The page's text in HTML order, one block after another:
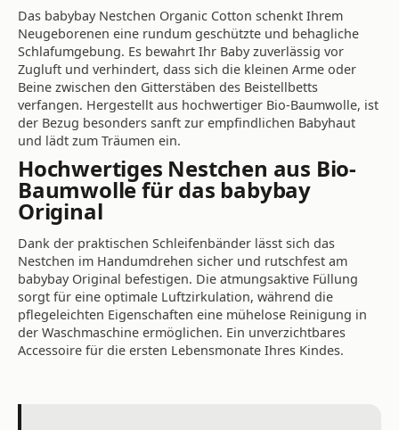
Das babybay Nestchen Organic Cotton schenkt Ihrem
Neugeborenen eine rundum geschützte und behagliche
Schlafumgebung. Es bewahrt Ihr Baby zuverlässig vor
Zugluft und verhindert, dass sich die kleinen Arme oder
Beine zwischen den Gitterstäben des Beistellbetts
verfangen. Hergestellt aus hochwertiger Bio-Baumwolle, ist
der Bezug besonders sanft zur empfindlichen Babyhaut
und lädt zum Träumen ein.
Hochwertiges Nestchen aus Bio-
Baumwolle für das babybay
Original
Dank der praktischen Schleifenbänder lässt sich das
Nestchen im Handumdrehen sicher und rutschfest am
babybay Original befestigen. Die atmungsaktive Füllung
sorgt für eine optimale Luftzirkulation, während die
pflegeleichten Eigenschaften eine mühelose Reinigung in
der Waschmaschine ermöglichen. Ein unverzichtbares
Accessoire für die ersten Lebensmonate Ihres Kindes.